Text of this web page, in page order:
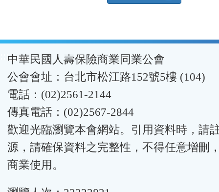
:::中華民國人壽保險商業同業公會
公會會址：台北市松江路152號5樓 (104)
電話：(02)2561-2144
傳真電話：(02)2567-2844
歡迎光臨瀏覽本會網站。引用資料時，請
源，請確保資料之完整性，不得任意增刪
商業使用。